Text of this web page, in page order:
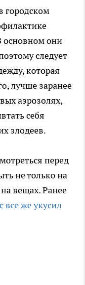
городском
основном они
следует
которая
лучше заранее
аэрозолях,
себя
злодеев.
перед
не только на
вещах. Ранее
все же укусил